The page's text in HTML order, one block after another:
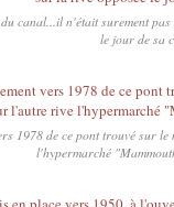
du canal...il n'était surement
le jour de sa
1978 de ce pont trouvé
l'hypermarché